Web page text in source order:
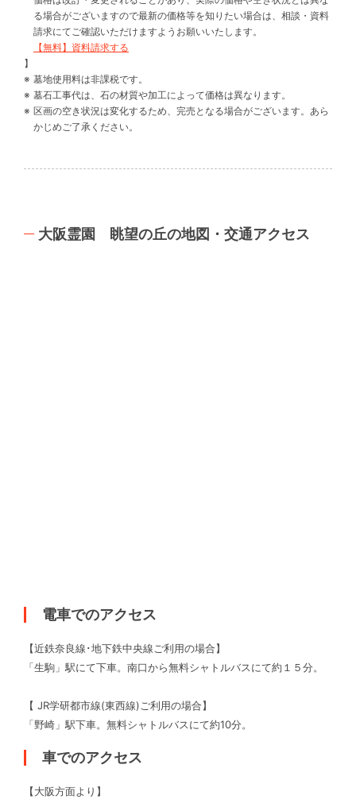
る場合がございますので最新の価格等を知りたい場合は、相談・資料
請求にてご確認いただけますようお願いいたします。
【無料】資料請求する
】
墓地使用料は非課税です。
墓石工事代は、石の材質や加工によって価格は異なります。
区画の空き状況は変化するため、完売となる場合がございます。あら
かじめご了承ください。
大阪霊園 眺望の丘の地図・交通アクセス
電車でのアクセス
【近鉄奈良線･地下鉄中央線ご利用の場合】
「生駒」駅にて下車。南口から無料シャトルバスにて約１５分。
【 JR学研都市線(東西線)ご利用の場合】
「野崎」駅下車。無料シャトルバスにて約10分。
車でのアクセス
【大阪方面より】